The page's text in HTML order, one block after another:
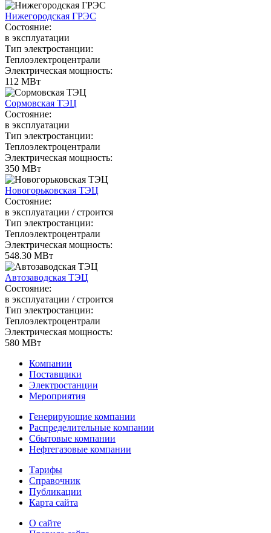
Нижегородская ГРЭС
Состояние:
в эксплуатации
Тип электростанции:
Теплоэлектроцентрали
Электрическая мощность:
112 МВт
Сормовская ТЭЦ
Состояние:
в эксплуатации
Тип электростанции:
Теплоэлектроцентрали
Электрическая мощность:
350 МВт
Новогорьковская ТЭЦ
Состояние:
в эксплуатации / строится
Тип электростанции:
Теплоэлектроцентрали
Электрическая мощность:
548.30 МВт
Автозаводская ТЭЦ
Состояние:
в эксплуатации / строится
Тип электростанции:
Теплоэлектроцентрали
Электрическая мощность:
580 МВт
Компании
Поставщики
Электростанции
Мероприятия
Генерирующие компании
Распределительные компании
Сбытовые компании
Нефтегазовые компании
Тарифы
Справочник
Публикации
Карта сайта
О сайте